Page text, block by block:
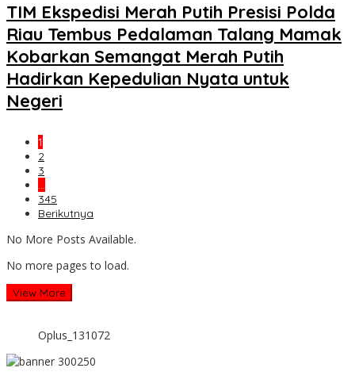
TIM Ekspedisi Merah Putih Presisi Polda
Riau Tembus Pedalaman Talang Mamak
Kobarkan Semangat Merah Putih
Hadirkan Kepedulian Nyata untuk
Negeri
1
2
3
…
345
Berikutnya
No More Posts Available.
No more pages to load.
View More
Oplus_131072